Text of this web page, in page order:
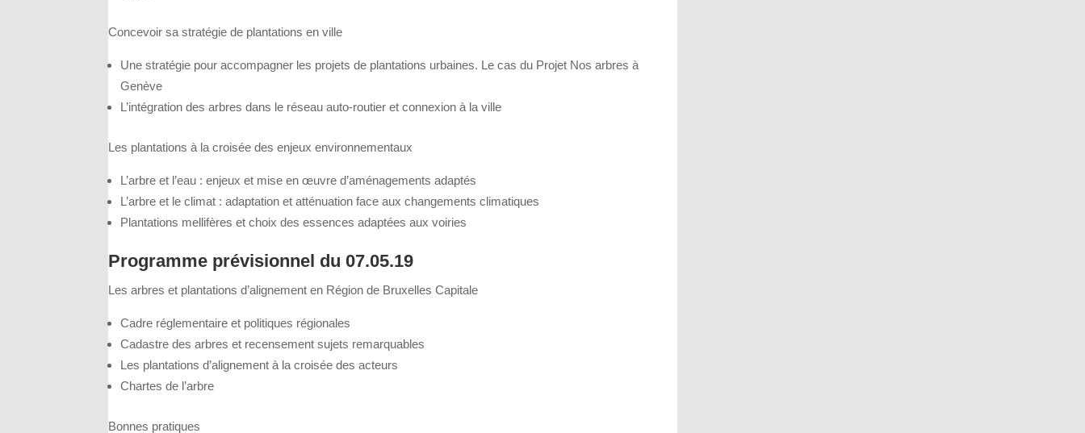
Concevoir sa stratégie de plantations en ville
Une stratégie pour accompagner les projets de plantations urbaines. Le cas du Projet Nos arbres à
Genève
L’intégration des arbres dans le réseau auto-routier et connexion à la ville
Les plantations à la croisée des enjeux environnementaux
L’arbre et l’eau : enjeux et mise en œuvre d’aménagements adaptés
L’arbre et le climat : adaptation et atténuation face aux changements climatiques
Plantations mellifères et choix des essences adaptées aux voiries
Programme prévisionnel du 07.05.19
Les arbres et plantations d’alignement en Région de Bruxelles Capitale
Cadre réglementaire et politiques régionales
Cadastre des arbres et recensement sujets remarquables
Les plantations d’alignement à la croisée des acteurs
Chartes de l’arbre
Bonnes pratiques